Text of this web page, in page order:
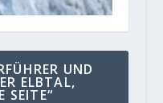
UND
ELBTAL,
SEITE“